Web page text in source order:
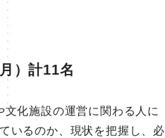
）計11名
化施設の運営に関わる人に
いるのか、現状を把握し、必